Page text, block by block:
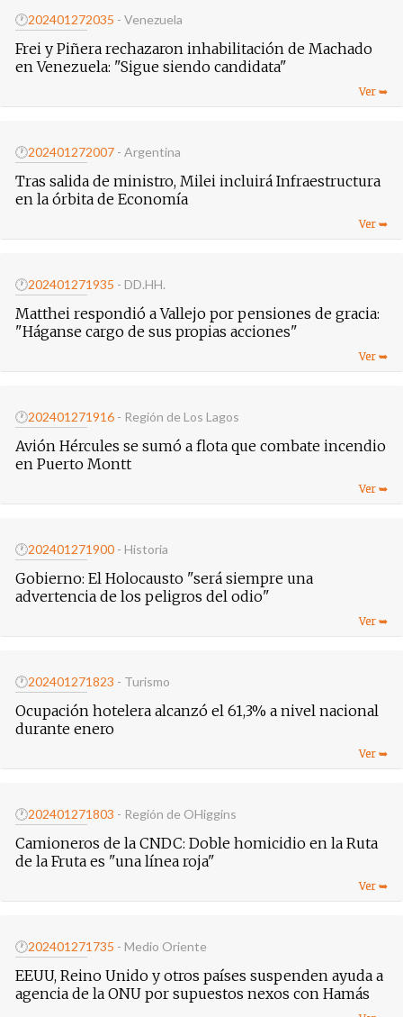
🕐202401272035 - Venezuela
Frei y Piñera rechazaron inhabilitación de Machado
en Venezuela: "Sigue siendo candidata"
🕐202401272007 - Argentina
Tras salida de ministro, Milei incluirá Infraestructura
en la órbita de Economía
🕐202401271935 - DD.HH.
Matthei respondió a Vallejo por pensiones de gracia:
"Háganse cargo de sus propias acciones"
🕐202401271916 - Región de Los Lagos
Avión Hércules se sumó a flota que combate incendio
en Puerto Montt
🕐202401271900 - Historia
Gobierno: El Holocausto "será siempre una
advertencia de los peligros del odio"
🕐202401271823 - Turismo
Ocupación hotelera alcanzó el 61,3% a nivel nacional
durante enero
🕐202401271803 - Región de OHiggins
Camioneros de la CNDC: Doble homicidio en la Ruta
de la Fruta es "una línea roja"
🕐202401271735 - Medio Oriente
EEUU, Reino Unido y otros países suspenden ayuda a
agencia de la ONU por supuestos nexos con Hamás